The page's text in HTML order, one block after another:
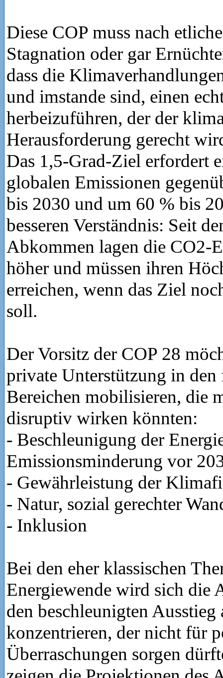
Diese COP muss nach
Stagnation oder gar
dass die
und imstande sind, einen
herbeizuführen, der der
Herausforderung gerecht
Das 1,5-Grad-Ziel erfordert
globalen Emissionen
bis 2030 und um 60 % bis
besseren Verständnis: Seit
Abkommen lagen die CO2-
höher und müssen ihren
erreichen, wenn das Ziel
soll.
Der Vorsitz der COP 28
private Unterstützung in den
Bereichen mobilisieren, die
disruptiv wirken könnten:
- Beschleunigung der
Emissionsminderung vor
- Gewährleistung der
- Natur, sozial gerechter
- Inklusion
Bei den eher klassischen
Energiewende wird sich die
den beschleunigten Ausstieg
konzentrieren, der nicht für
Überraschungen sorgen